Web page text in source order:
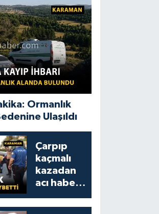
Ormanlık
Ulaşıldı
Çarpıp
kaçmalı
kazadan
acı haber:
yaşam